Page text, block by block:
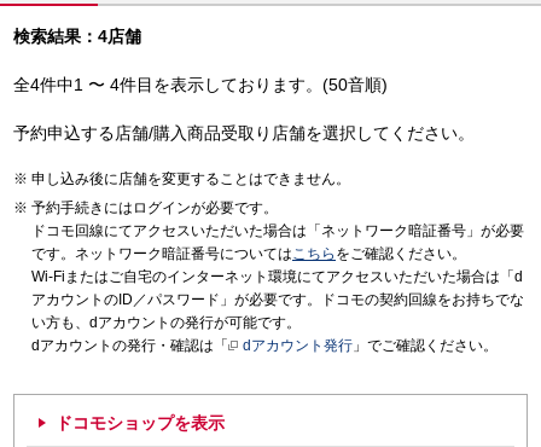
検索結果：4店舗
全4件中1 〜 4件目を表示しております。(50音順)
予約申込する店舗/購入商品受取り店舗を選択してください。
申し込み後に店舗を変更することはできません。
予約手続きにはログインが必要です。
ドコモ回線にてアクセスいただいた場合は「ネットワーク暗証番号」が必要
です。ネットワーク暗証番号についてはこちら をご確認ください。
Wi-Fiまたはご自宅のインターネット環境にてアクセスいただいた場合は「d
アカウントのID／パスワード」が必要です。ドコモの契約回線をお持ちでな
い方も、dアカウントの発行が可能です。
dアカウントの発行・確認は「
dアカウント発行 」でご確認ください。
ドコモショップを表示